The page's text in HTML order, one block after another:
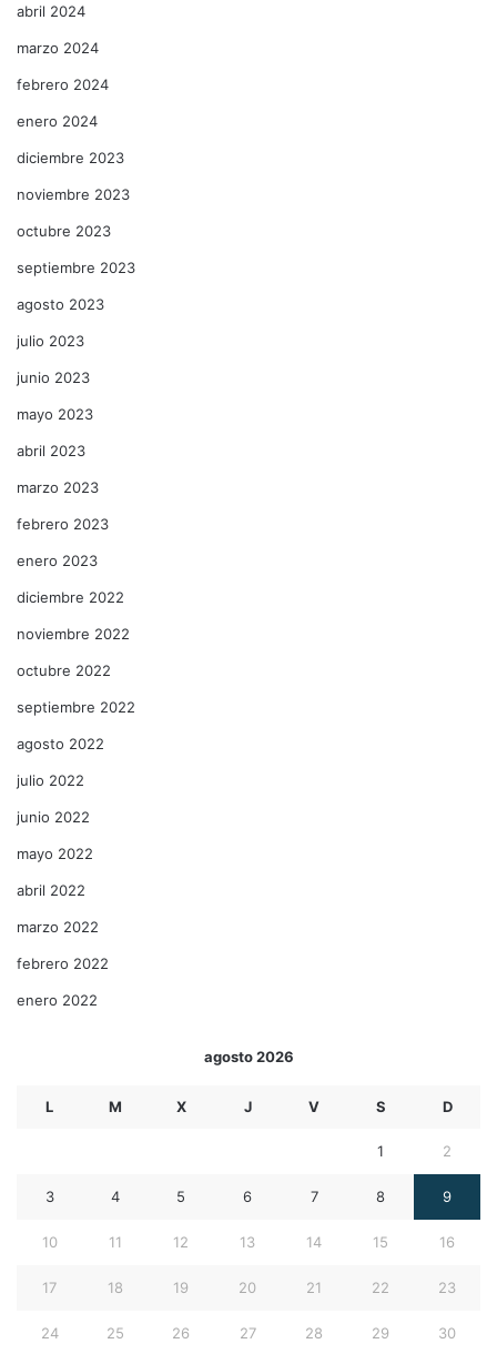
abril 2024
marzo 2024
febrero 2024
enero 2024
diciembre 2023
noviembre 2023
octubre 2023
septiembre 2023
agosto 2023
julio 2023
junio 2023
mayo 2023
abril 2023
marzo 2023
febrero 2023
enero 2023
diciembre 2022
noviembre 2022
octubre 2022
septiembre 2022
agosto 2022
julio 2022
junio 2022
mayo 2022
abril 2022
marzo 2022
febrero 2022
enero 2022
agosto 2026
L M X J V S D
1 2
3 4 5 6 7 8 9
10 11 12 13 14 15 16
17 18 19 20 21 22 23
24 25 26 27 28 29 30